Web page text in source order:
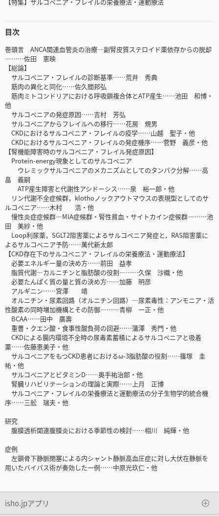
目次
巻頭言 ANCA関連血管炎の治療―副腎皮質ステロイド薬依存からの脱却
―……佐田 憲映
【総論】
サルコペニア・フレイルの診断基準……荒井 秀典
筋肉の異化と同化……佐久間邦弘
筋肉ミトコンドリアにおける呼吸鎖複合体とATP産生……池田 和博・
他
サルコペニアの発症原因……吉村 芳弘
サルコペニアからフレイルへの移行……花房 規男
CKDにおけるサルコペニア・フレイルの疫学……山越 聖子・他
CKDにおけるサルコペニア・フレイルの発症機序……菅野 義彦・他
【腎機能障害時のサルコペニア・フレイル発症原因】
Protein-energy現象としてのサルコペニア
ウレミックサルコペニアのメカニズムとしてのタンパク分解……高
畠 義嗣
ATP産生障害と代謝性アシドーシス……泉 裕一郎・他
リン代謝不全症候群，klothoノックアウトマウスの表現型としてのサ
ルコペニア……木村 浩・他
慢性炎症症候群―MIA症候群・腎性貧血・サイトカイン症候群―……池
田 美紗・他
Loop利尿薬，SGLT2阻害薬によるサルコペニア発症と，RAS阻害薬に
よるサルコペニア予防……萬代新太郎
【CKD存在下のサルコペニア・フレイルの栄養療法・運動療法】
必要エネルギー量の決め方……前田 益孝
脂質代謝―カルニチンと脂肪酸の役割―……久保 沙織・他
必要たんぱく質の量と質の決め方……加藤 明彦
アルギニン……宮澤 靖
オルニチン・尿素回路（オルニチン回路）―尿素毒性：アンモニア・活
性酸素の同時増加機構とその防御―……青柳 一正・他
BCAA……田中 廣壽
重曹・クエン酸・食事性酸負荷の回避……蒲澤 秀門・他
CKDによる腸内環境不全時の尿毒素蓄積によるサルコペニアと吸着
薬……佐藤恵美子・他
サルコペニアをもつCKD患者におけるω-3脂肪酸の役割……篠塚 圭
祐・他
サルコペニアとビタミンD……奥手祐治郎・他
腎臓リハビリテーションの理論と実際……上月 正博
サルコペニア・フレイルの栄養療法と運動療法の分子生物学的統合機
序……三舩 瑞夫・他
研究
腹膜透析関連腹膜炎における季節性の検討……相川 純輝・他
症例
左鎖骨下静脈閉塞による内シャント静脈高血圧症に対し大伏在静脈を
用いたバイパス術が奏効した一例……中原光玖仁・他
isho.jpアプリ